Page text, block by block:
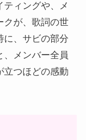
ィングや、メ
クが、歌詞の世
に、サビの部分
、メンバー全員
立つほどの感動